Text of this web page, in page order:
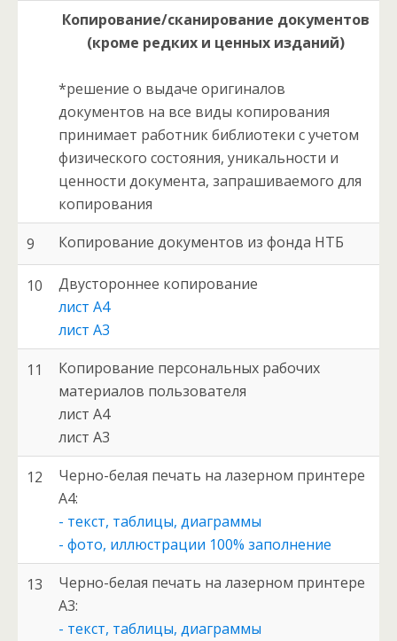
Копирование/сканирование документов
(кроме редких и ценных изданий)
*решение о выдаче оригиналов
документов на все виды копирования
принимает работник библиотеки с учетом
физического состояния, уникальности и
ценности документа, запрашиваемого для
копирования
9 Копирование документов из фонда НТБ
10
Двустороннее копирование
лист А4
лист А3
11
Копирование персональных рабочих
материалов пользователя
лист А4
лист А3
12
Черно-белая печать на лазерном принтере
А4:
- текст, таблицы, диаграммы
- фото, иллюстрации 100% заполнение
13
Черно-белая печать на лазерном принтере
А3:
- текст, таблицы, диаграммы